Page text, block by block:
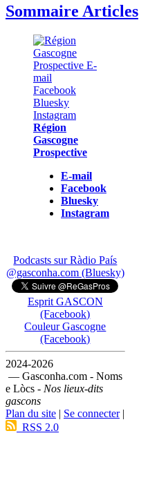
Sommaire Articles
Région
Gascogne
Prospective
E-mail
Facebook
Bluesky
Instagram
Podcasts sur Ràdio País
@gasconha.com (Bluesky)
Esprit GASCON
(Facebook)
Couleur Gascogne
(Facebook)
2024-2026
— Gasconha.com - Noms
e Lòcs - Nos lieux-dits
gascons
Plan du site | Se connecter|
RSS 2.0